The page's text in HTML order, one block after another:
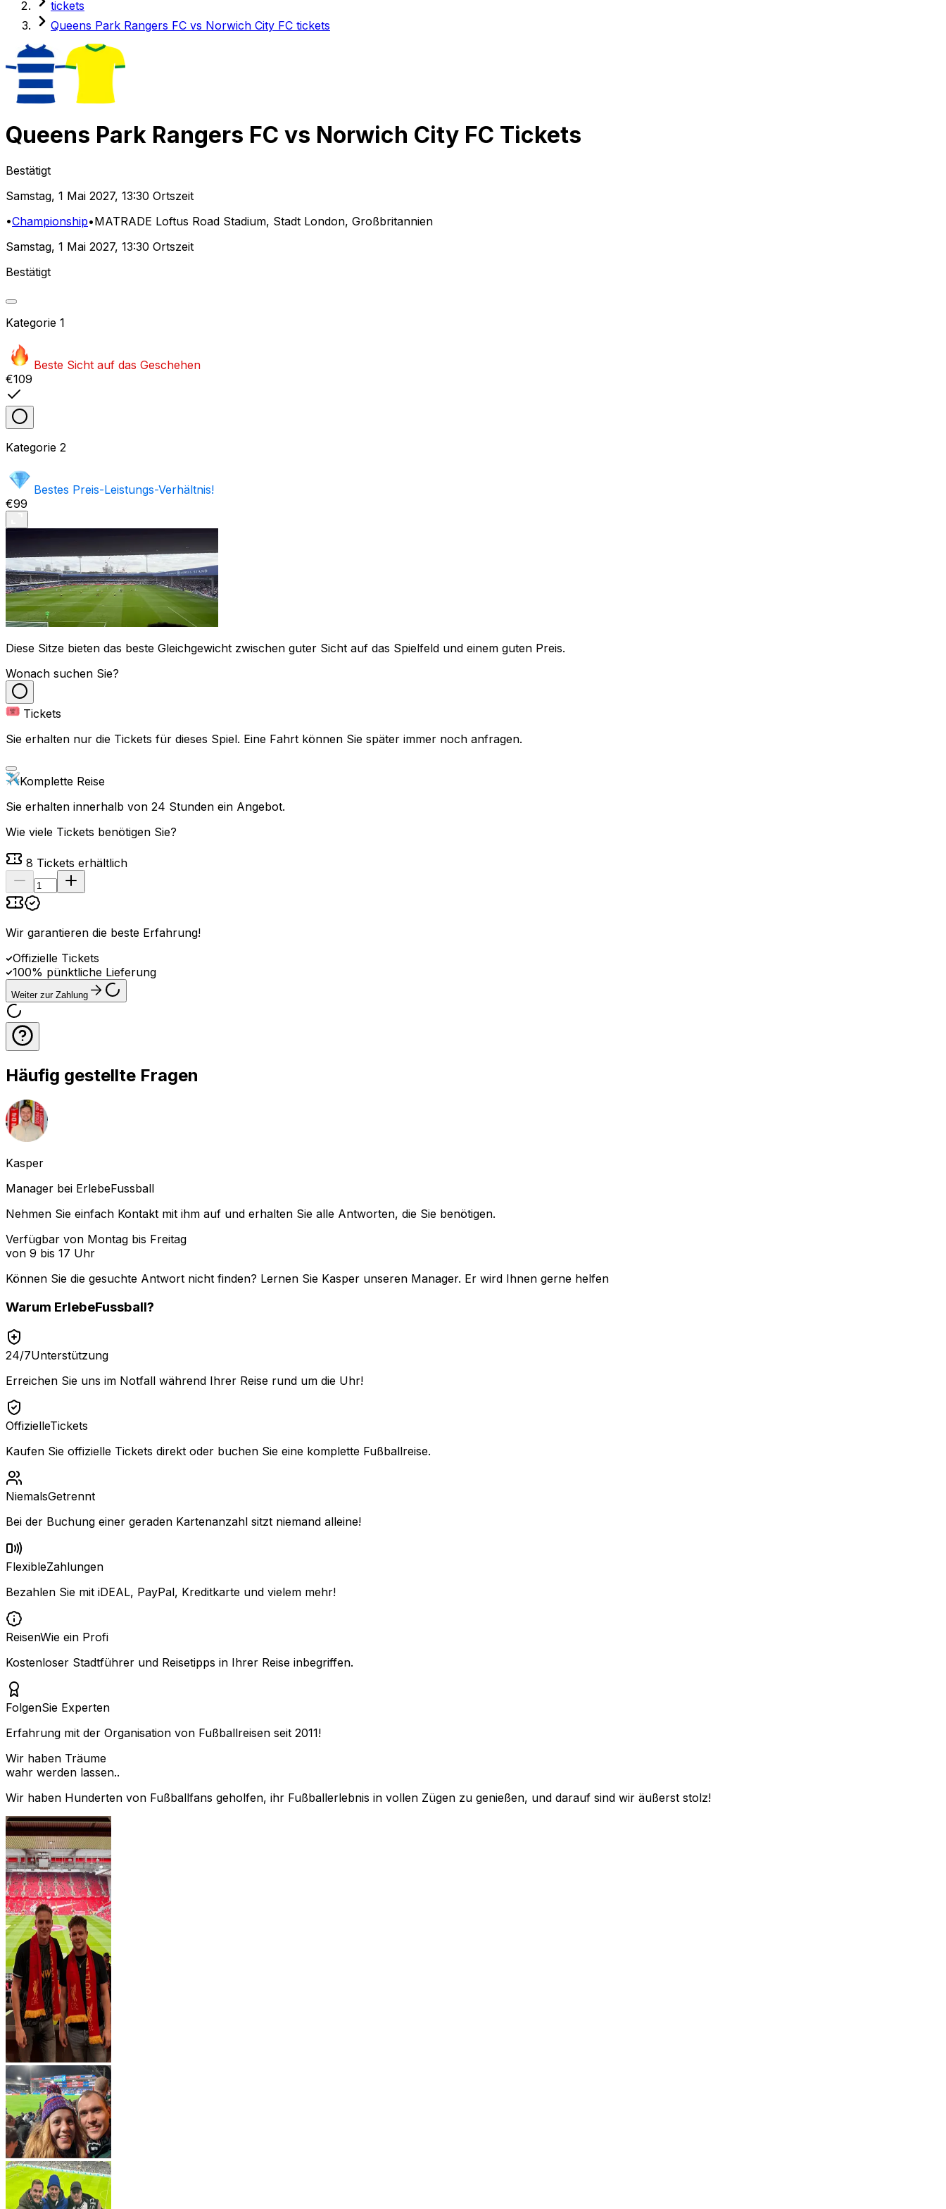
tickets
Queens Park Rangers FC vs Norwich City FC tickets
Queens Park Rangers FC vs Norwich City FC Tickets
Bestätigt
Samstag, 1 Mai 2027, 13:30 Ortszeit
•Championship•MATRADE Loftus Road Stadium, Stadt London, Großbritannien
Samstag, 1 Mai 2027, 13:30 Ortszeit
Bestätigt
Kategorie 1
Beste Sicht auf das Geschehen
€109
Kategorie 2
Bestes Preis-Leistungs-Verhältnis!
€99
Diese Sitze bieten das beste Gleichgewicht zwischen guter Sicht auf das Spielfeld und einem guten Preis.
Wonach suchen Sie?
Tickets
Sie erhalten nur die Tickets für dieses Spiel. Eine Fahrt können Sie später immer noch anfragen.
Komplette Reise
Sie erhalten innerhalb von 24 Stunden ein Angebot.
Wie viele Tickets benötigen Sie?
8 Tickets erhältlich
Wir garantieren die beste Erfahrung!
Offizielle Tickets
100% pünktliche Lieferung
Weiter zur Zahlung
Häufig gestellte Fragen
Kasper
Manager bei ErlebeFussball
Nehmen Sie einfach Kontakt mit ihm auf und erhalten Sie alle Antworten, die Sie benötigen.
Verfügbar von Montag bis Freitag
von 9 bis 17 Uhr
Können Sie die gesuchte Antwort nicht finden? Lernen Sie Kasper unseren Manager. Er wird Ihnen gerne helfen
Warum ErlebeFussball?
24/7Unterstützung
Erreichen Sie uns im Notfall während Ihrer Reise rund um die Uhr!
OffizielleTickets
Kaufen Sie offizielle Tickets direkt oder buchen Sie eine komplette Fußballreise.
NiemalsGetrennt
Bei der Buchung einer geraden Kartenanzahl sitzt niemand alleine!
FlexibleZahlungen
Bezahlen Sie mit iDEAL, PayPal, Kreditkarte und vielem mehr!
ReisenWie ein Profi
Kostenloser Stadtführer und Reisetipps in Ihrer Reise inbegriffen.
FolgenSie Experten
Erfahrung mit der Organisation von Fußballreisen seit 2011!
Wir haben Träume
wahr werden lassen..
Wir haben Hunderten von Fußballfans geholfen, ihr Fußballerlebnis in vollen Zügen zu genießen, und darauf sind wir äußerst stolz!